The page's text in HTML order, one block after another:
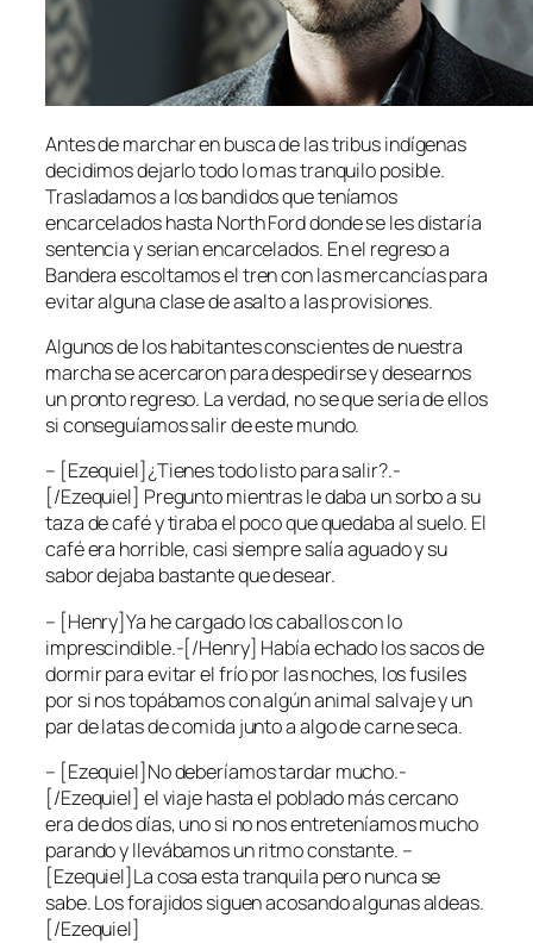
Antes de marchar en busca de las tribus indígenas
decidimos dejarlo todo lo mas tranquilo posible.
Trasladamos a los bandidos que teníamos
encarcelados hasta North Ford donde se les distaría
sentencia y serian encarcelados. En el regreso a
Bandera escoltamos el tren con las mercancías para
evitar alguna clase de asalto a las provisiones.
Algunos de los habitantes conscientes de nuestra
marcha se acercaron para despedirse y desearnos
un pronto regreso. La verdad, no se que seria de ellos
si conseguíamos salir de este mundo.
– [Ezequiel]¿Tienes todo listo para salir?.-
[/Ezequiel] Pregunto mientras le daba un sorbo a su
taza de café y tiraba el poco que quedaba al suelo. El
café era horrible, casi siempre salía aguado y su
sabor dejaba bastante que desear.
– [Henry]Ya he cargado los caballos con lo
imprescindible.-[/Henry] Había echado los sacos de
dormir para evitar el frío por las noches, los fusiles
por si nos topábamos con algún animal salvaje y un
par de latas de comida junto a algo de carne seca.
– [Ezequiel]No deberíamos tardar mucho.-
[/Ezequiel] el viaje hasta el poblado más cercano
era de dos días, uno si no nos entreteníamos mucho
parando y llevábamos un ritmo constante. –
[Ezequiel]La cosa esta tranquila pero nunca se
sabe. Los forajidos siguen acosando algunas aldeas.
[/Ezequiel]